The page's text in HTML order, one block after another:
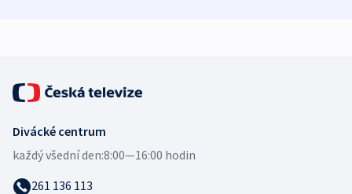
Divácké centrum
každý všední den:8:00—16:00 hodin
261 136 113